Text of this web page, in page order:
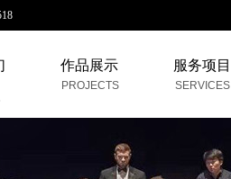
SERVICES
PROJECTS
作品展示 服务项目